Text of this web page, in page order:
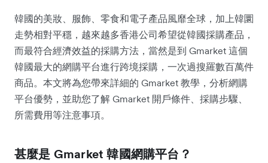
韓國的美妝、服飾、零食和電子產品風靡全球，加上韓圜
走勢相對平穩，越來越多香港公司希望從韓國採購產品，
而最符合經濟效益的採購方法，當然是到 Gmarket 這個
韓國最大的網購平台進行跨境採購，一次過搜羅數百萬件
商品。本文將為您帶來詳細的 Gmarket 教學，分析網購
平台優勢，並助您了解 Gmarket 開戶條件、採購步驟、
所需費用等注意事項。
甚麼是 Gmarket 韓國網購平台？